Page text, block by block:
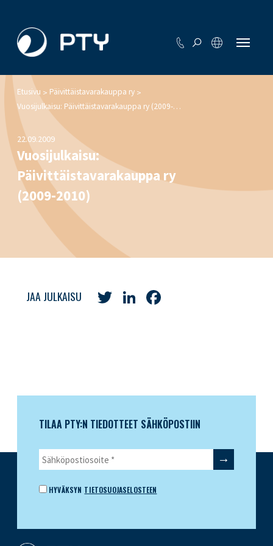
Etusivu > Päivittäistavarakauppa ry >
Vuosijulkaisu: Päivittäistavarakauppa ry (2009-2010)
22.09.2009
Vuosijulkaisu:
Päivittäistavarakauppa ry
(2009-2010)
JAA JULKAISU TwitterLinkedIn
TILAA PTY:N TIEDOTTEET SÄHKÖPOSTIIN
HYVÄKSYN TIETOSUOJASELOSTEEN